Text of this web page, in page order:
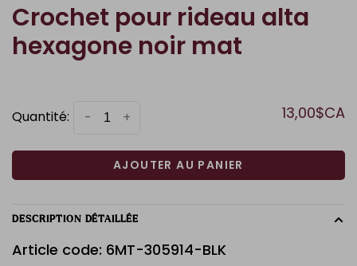
Crochet pour rideau alta
hexagone noir mat
Quantité: +
- 13,00$CA
AJOUTER AU PANIER
DESCRIPTION DÉTAILLÉE
Article code: 6MT-305914-BLK